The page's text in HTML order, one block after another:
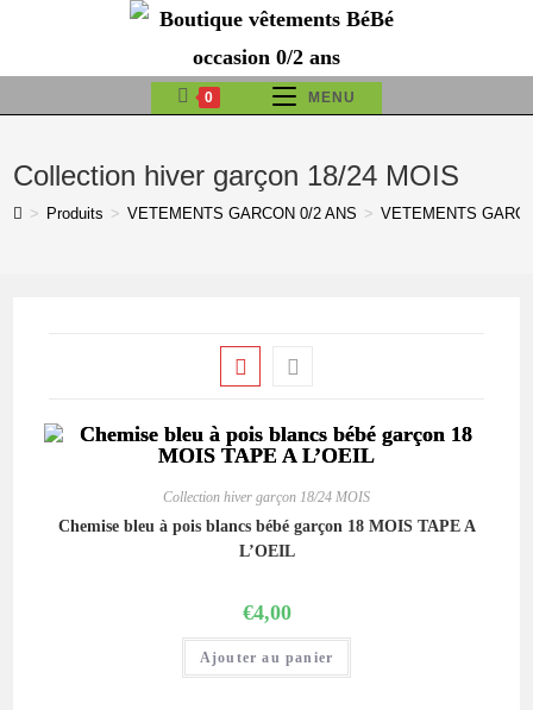
content
0 MENU
Collection hiver garçon 18/24 MOIS
> Produits > VETEMENTS GARCON 0/2 ANS > VETEMENTS
Collection hiver garçon 18/24 MOIS
Chemise bleu à pois blancs bébé garçon 18 MOIS TAPE A
L’OEIL
€4,00
Ajouter au panier